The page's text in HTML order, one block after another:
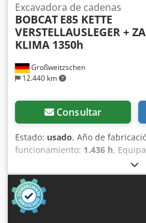
Großweitzschen
12.440 km
Excavadora de cadenas
BOBCAT E85 KETTE
VERSTELLAUSLEGER +
KLIMA 1350h
Consultar
Estado: usado, Año de
funcionamiento: 1.436 h,
, Ofrecemos una
no procedente de una
con aire acondicionado. *
PINZA/DEDO * Pala hidráulica
como opción, en stock con un